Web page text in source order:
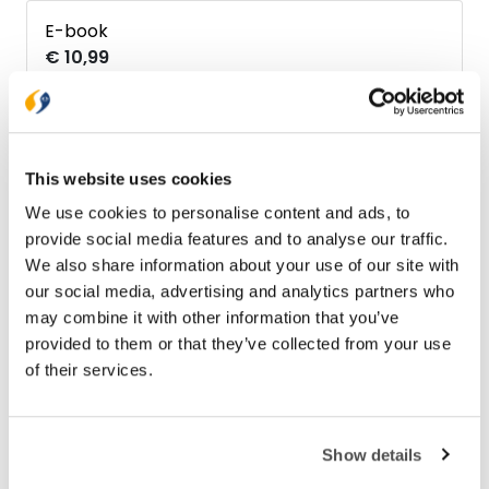
This website uses cookies
We use cookies to personalise content and ads, to
provide social media features and to analyse our traffic.
We also share information about your use of our site with
our social media, advertising and analytics partners who
may combine it with other information that you’ve
provided to them or that they’ve collected from your use
of their services.
Show details
E-book
€ 10,99
Gratis verzending vanaf € 20,-
Bekijk ook eens